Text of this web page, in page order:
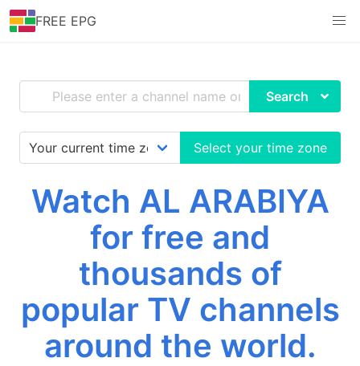
FREE EPG
Search
Select your time zone
Watch AL ARABIYA
for free and
thousands of
popular TV channels
around the world.